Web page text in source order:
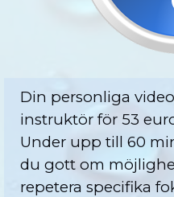
Din personliga
instruktör för 53
Under upp till 60
du gott om
repetera specifika